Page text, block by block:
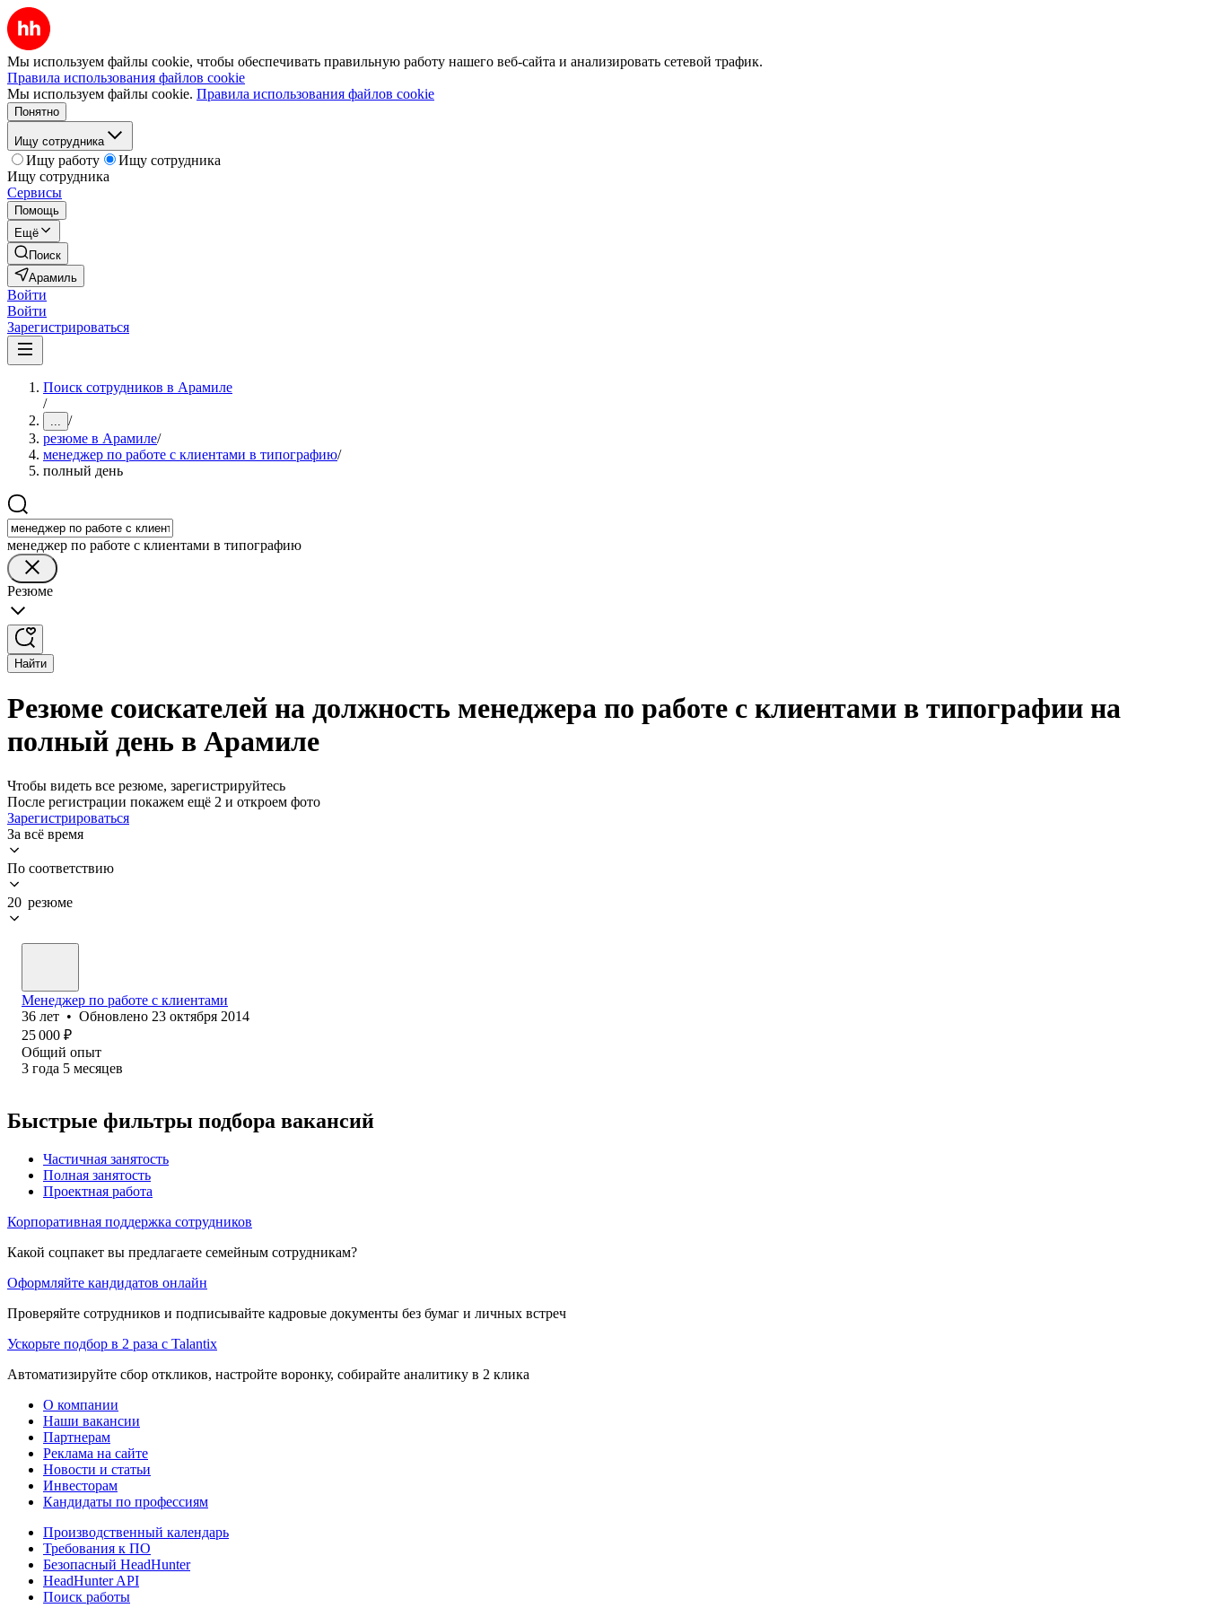
Мы используем файлы cookie, чтобы обеспечивать правильную работу нашего веб-сайта и анализировать сетевой трафик.
Правила использования файлов cookie
Мы используем файлы cookie. Правила использования файлов cookie
Понятно
Ищу сотрудника
Ищу работу
Ищу сотрудника
Ищу сотрудника
Сервисы
Помощь
Ещё
Поиск
Арамиль
Войти
Войти
Зарегистрироваться
Поиск сотрудников в Арамиле
/
... /
резюме в Арамиле/
менеджер по работе с клиентами в типографию/
полный день
менеджер по работе с клиентами в типографию
Резюме
Найти
Резюме соискателей на должность менеджера по работе с клиентами в типографии на
полный день в Арамиле
Чтобы видеть все резюме, зарегистрируйтесь
После регистрации покажем ещё 2 и откроем фото
Зарегистрироваться
За всё время
По соответствию
20 резюме
Менеджер по работе с клиентами
36 лет • Обновлено 23 октября 2014
25 000 ₽
Общий опыт
3 года 5 месяцев
Быстрые фильтры подбора вакансий
Частичная занятость
Полная занятость
Проектная работа
Корпоративная поддержка сотрудников
Какой соцпакет вы предлагаете семейным сотрудникам?
Оформляйте кандидатов онлайн
Проверяйте сотрудников и подписывайте кадровые документы без бумаг и личных встреч
Ускорьте подбор в 2 раза с Talantix
Автоматизируйте сбор откликов, настройте воронку, собирайте аналитику в 2 клика
О компании
Наши вакансии
Партнерам
Реклама на сайте
Новости и статьи
Инвесторам
Кандидаты по профессиям
Производственный календарь
Требования к ПО
Безопасный HeadHunter
HeadHunter API
Поиск работы